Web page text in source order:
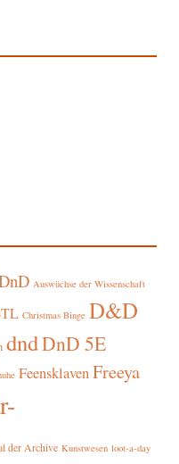
Auswüchse der Wissenschaft
Christmas Binge D&D
dndDnD 5E
FeensklavenFreeya
der Archive Kunstwesen loot-a-day